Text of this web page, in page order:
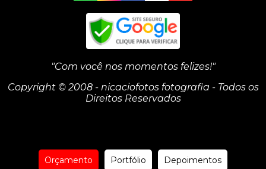
"Com você nos momentos felizes!"
Copyright © 2008 - nicaciofotos fotografia - Todos os
Direitos Reservados
Orçamento Portfólio Depoimentos